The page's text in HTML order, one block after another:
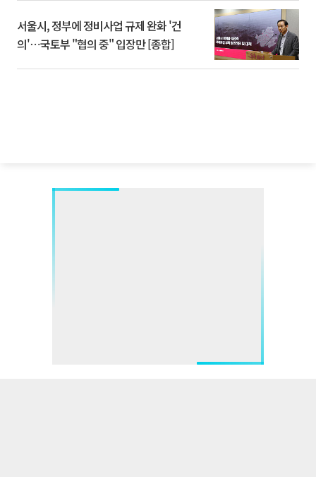
서울시, 정부에 정비사업 규제 완화 '건
의'⋯국토부 "협의 중" 입장만 [종합]